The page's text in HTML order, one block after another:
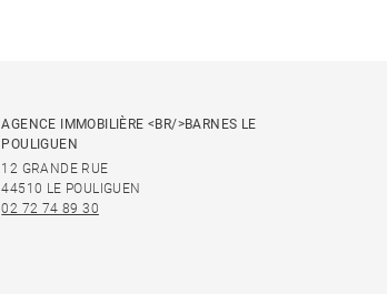
AGENCE IMMOBILIÈRE <BR/>BARNES LE
POULIGUEN
12 GRANDE RUE
44510 LE POULIGUEN
02 72 74 89 30